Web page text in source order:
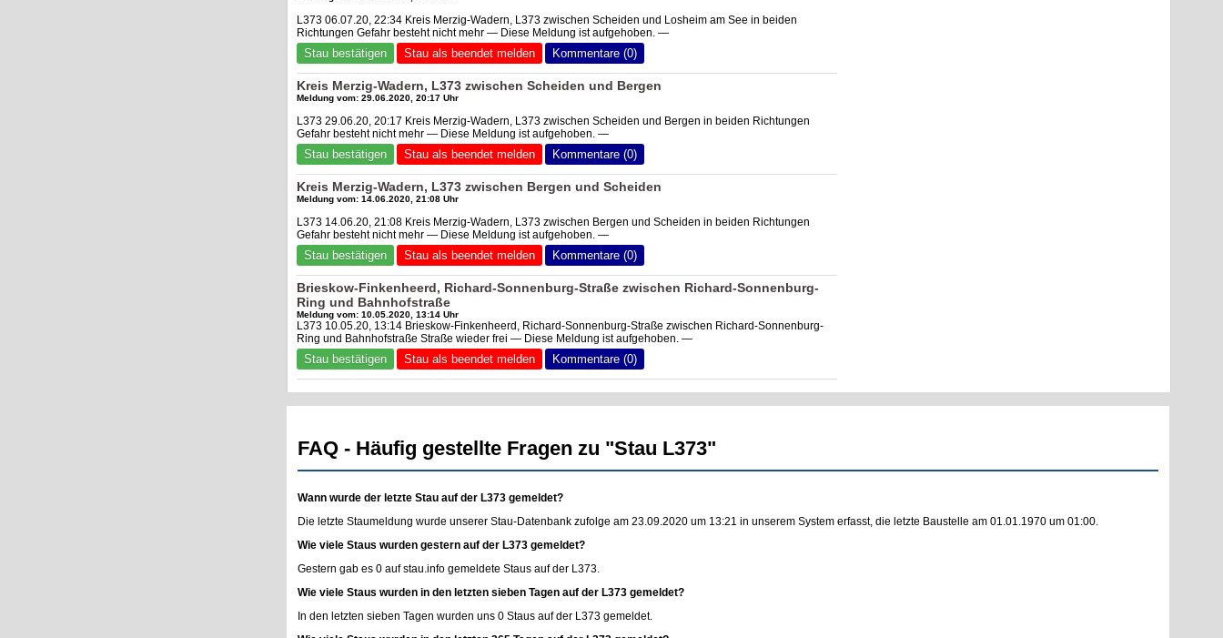
L373 06.07.20, 22:34 Kreis Merzig-Wadern, L373 zwischen Scheiden und Losheim am See in beiden
Richtungen Gefahr besteht nicht mehr — Diese Meldung ist aufgehoben. —
Stau bestätigen Stau als beendet melden Kommentare (0)
Kreis Merzig-Wadern, L373 zwischen Scheiden und Bergen
Meldung vom: 29.06.2020, 20:17 Uhr
L373 29.06.20, 20:17 Kreis Merzig-Wadern, L373 zwischen Scheiden und Bergen in beiden Richtungen
Gefahr besteht nicht mehr — Diese Meldung ist aufgehoben. —
Stau bestätigen Stau als beendet melden Kommentare (0)
Kreis Merzig-Wadern, L373 zwischen Bergen und Scheiden
Meldung vom: 14.06.2020, 21:08 Uhr
L373 14.06.20, 21:08 Kreis Merzig-Wadern, L373 zwischen Bergen und Scheiden in beiden Richtungen
Gefahr besteht nicht mehr — Diese Meldung ist aufgehoben. —
Stau bestätigen Stau als beendet melden Kommentare (0)
Brieskow-Finkenheerd, Richard-Sonnenburg-Straße zwischen Richard-Sonnenburg-
Ring und Bahnhofstraße
Meldung vom: 10.05.2020, 13:14 Uhr
L373 10.05.20, 13:14 Brieskow-Finkenheerd, Richard-Sonnenburg-Straße zwischen Richard-Sonnenburg-
Ring und Bahnhofstraße Straße wieder frei — Diese Meldung ist aufgehoben. —
Stau bestätigen Stau als beendet melden Kommentare (0)
FAQ - Häufig gestellte Fragen zu "Stau L373"
Wann wurde der letzte Stau auf der L373 gemeldet?
Die letzte Staumeldung wurde unserer Stau-Datenbank zufolge am 23.09.2020 um 13:21 in unserem System erfasst, die letzte Baustelle am 01.01.1970 um 01:00.
Wie viele Staus wurden gestern auf der L373 gemeldet?
Gestern gab es 0 aufstau.info gemeldete Staus auf der L373.
Wie viele Staus wurden in den letzten sieben Tagen auf der L373 gemeldet?
In den letzten sieben Tagen wurden uns 0 Staus auf der L373 gemeldet.